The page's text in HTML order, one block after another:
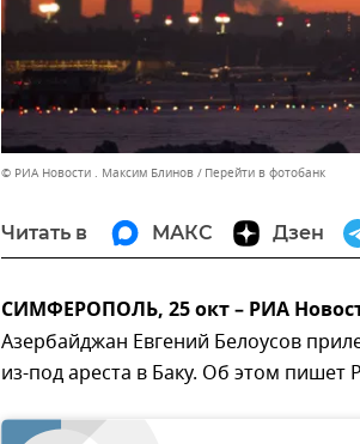
© РИА Новости . Максим Блинов Перейти в фотобанк
Читать в МАКС Дзен
СИМФЕРОПОЛЬ, 25 окт – РИА
Азербайджан Евгений Белоусов
из-под ареста в Баку. Об этом пишет